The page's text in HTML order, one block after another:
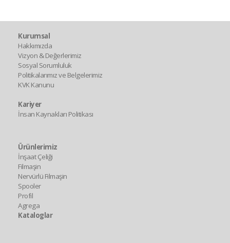
Kurumsal
Hakkımızda
Vizyon & Değerlerimiz
Sosyal Sorumluluk
Politikalarımız ve Belgelerimiz
KVK Kanunu
Kariyer
İnsan Kaynakları Politikası
Ürünlerimiz
İnşaat Çeliği
Filmaşin
Nervürlü Filmaşin
Spooler
Profil
Agrega
Kataloglar